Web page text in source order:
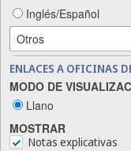
Inglés/Español
ENLACES A OFICINAS
MODO DE
Llano
MOSTRAR
Notas explicativas